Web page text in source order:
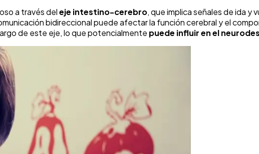
a través deleje intestino-cerebro, que implica señales de ida y
bidireccional puede afectar la función cerebral y el
de este eje, lo que potencialmente puede influir en el